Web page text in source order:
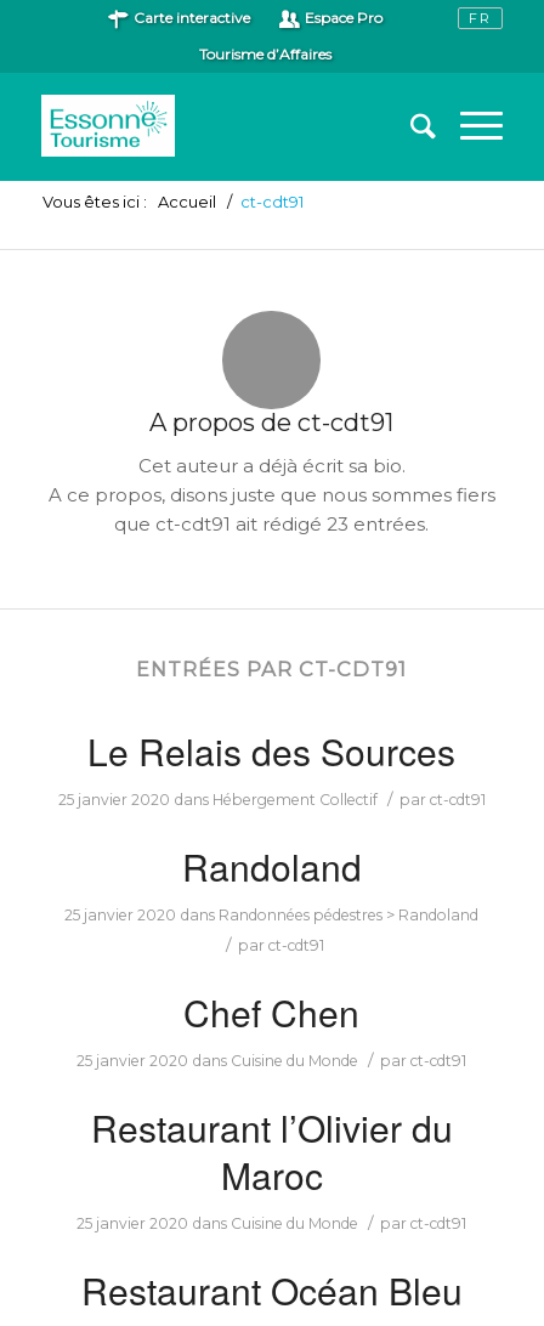
Carte interactive
Espace Pro
Tourisme d’Affaires
Vous êtes ici : Accueil / ct-cdt91
A propos dect-cdt91
Cet auteur a déjà écrit sa bio.
A ce propos, disons juste que nous sommes fiers
que ct-cdt91 ait rédigé 23 entrées.
ENTRÉES PAR CT-CDT91
Le Relais des Sources
25 janvier 2020 dans Hébergement Collectif / par ct-cdt91
Randoland
25 janvier 2020 dans Randonnées pédestres > Randoland
/ par ct-cdt91
Chef Chen
25 janvier 2020 dans Cuisine du Monde / parct-cdt91
Restaurant l’Olivier du
Maroc
25 janvier 2020 dans Cuisine du Monde / parct-cdt91
Restaurant Océan Bleu